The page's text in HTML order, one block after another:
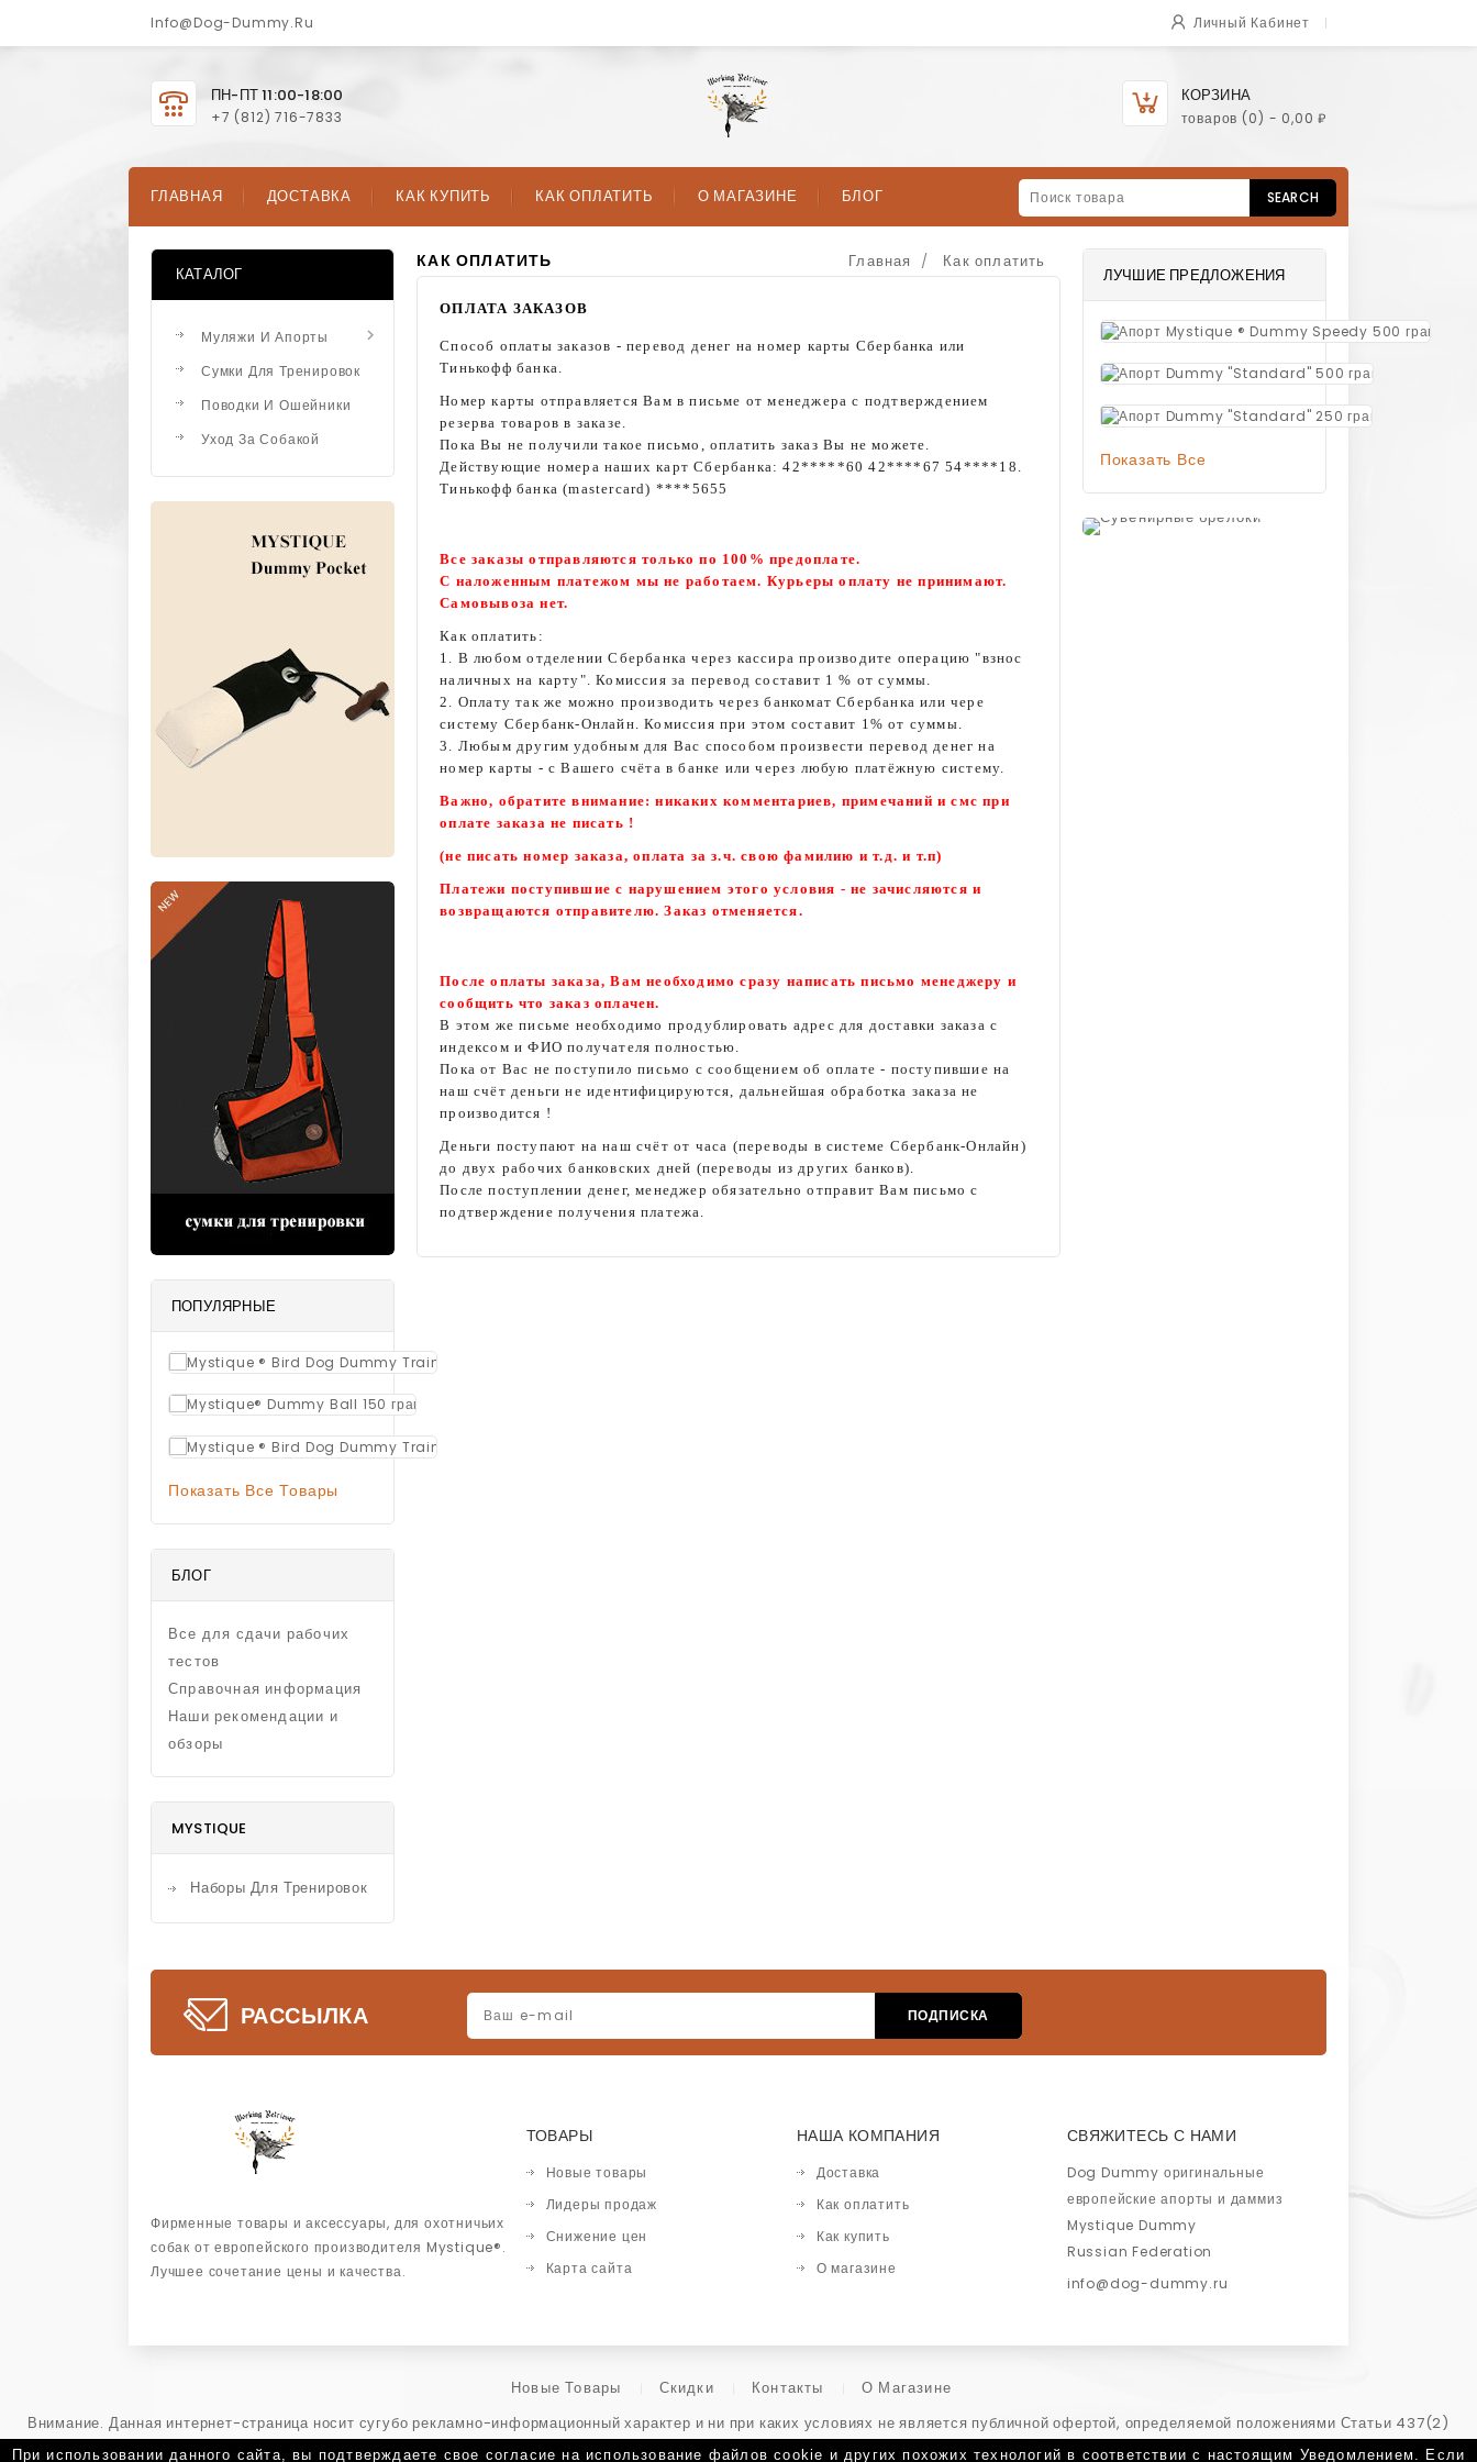
Info@dog-Dummy.ru Личный Кабинет
ПН-ПТ 11:00-18:00
+7 (812) 716-7833
КОРЗИНА
товаров (0) - 0,00 ₽
SEARCH
ГЛАВНАЯ ДОСТАВКА КАК КУПИТЬ КАК ОПЛАТИТЬ О МАГАЗИНЕ БЛОГ
КАТАЛОГ

Муляжи И Апорты
Сумки Для Тренировок
Поводки И Ошейники
Уход За Собакой
ПОПУЛЯРНЫЕ
Показать Все Товары
БЛОГ
Все для сдачи рабочих
тестов
Справочная информация
Наши рекомендации и
обзоры
MYSTIQUE
Наборы Для Тренировок
КАК ОПЛАТИТЬ Главная Как оплатить
ОПЛАТА ЗАКАЗОВ
Способ оплаты заказов - перевод денег на номер карты Сбербанка или
Тинькофф банка.
Номер карты отправляется Вам в письме от менеджера с подтверждением
резерва товаров в заказе.
Пока Вы не получили такое письмо, оплатить заказ Вы не можете.
Действующие номера наших карт Сбербанка: 42*****60 42****67 54****18.
Тинькофф банка (mastercard) ****5655
Все заказы отправляются только по 100% предоплате.
С наложенным платежом мы не работаем. Курьеры оплату не принимают.
Самовывоза нет.
Как оплатить:
1. В любом отделении Сбербанка через кассира производите операцию "взнос
наличных на карту". Комиссия за перевод составит 1 % от суммы.
2. Оплату так же можно производить через банкомат Сбербанка или чере
систему Сбербанк-Онлайн. Комиссия при этом составит 1% от суммы.
3. Любым другим удобным для Вас способом произвести перевод денег на
номер карты - с Вашего счёта в банке или через любую платёжную систему.
Важно, обратите внимание: никаких комментариев, примечаний и смс при
оплате заказа не писать !
(не писать номер заказа, оплата за з.ч. свою фамилию и т.д. и т.п)
Платежи поступившие с нарушением этого условия - не зачисляются и
возвращаются отправителю. Заказ отменяется.
После оплаты заказа, Вам необходимо сразу написать письмо менеджеру и
сообщить что заказ оплачен.
В этом же письме необходимо продублировать адрес для доставки заказа с
индексом и ФИО получателя полностью.
Пока от Вас не поступило письмо с сообщением об оплате - поступившие на
наш счёт деньги не идентифицируются, дальнейшая обработка заказа не
производится !
Деньги поступают на наш счёт от часа (переводы в системе Сбербанк-Онлайн)
до двух рабочих банковских дней (переводы из других банков).
После поступлении денег, менеджер обязательно отправит Вам письмо с
подтверждение получения платежа.
ЛУЧШИЕ ПРЕДЛОЖЕНИЯ
Показать Все
РАССЫЛКА
Фирменные товары и аксессуары, для охотничьих
собак от европейского производителя Mystique®.
Лучшее сочетание цены и качества.
ТОВАРЫ
Новые товары
Лидеры продаж
Снижение цен
Карта сайта
НАША КОМПАНИЯ
Доставка
Как оплатить
Как купить
О магазине
СВЯЖИТЕСЬ С НАМИ
Dog Dummy оригинальные
европейские апорты и даммиз
Mystique Dummy
Russian Federation
info@dog-dummy.ru
При использовании данного сайта, вы подтверждаете свое согласие на использование файлов cookie и других похожих технологий в соответствии с настоящим Уведомлением. Если
Новые Товары Скидки Контакты
О Магазине
Внимание. Данная интернет-страница носит сугубо рекламно-информационный характер и ни при каких условиях не является публичной офертой, определяемой положениями Статьи 437(2)
Гражданского кодекса РФ. Точную и окончательную информацию о наличии и стоимости указанных товаров Вы можете получить, связавшись с нами по телефону: (812) 716-78-33, или email: